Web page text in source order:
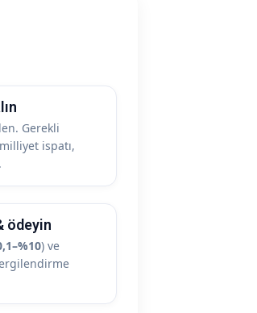
Gerekli
ispatı,
ödeyin
) ve